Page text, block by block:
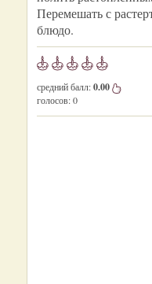
Перемешать с
блюдо.
средний балл:0.00
голосов:0